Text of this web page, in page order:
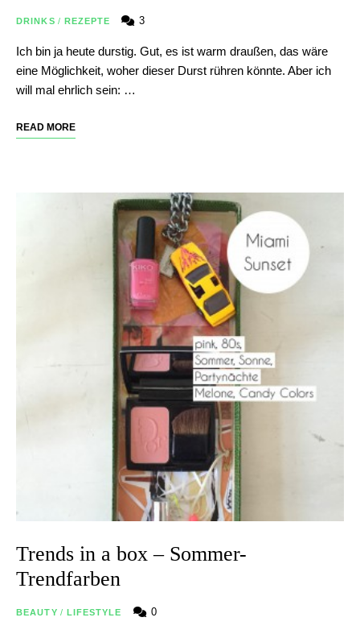
DRINKS / REZEPTE 3
Ich bin ja heute durstig. Gut, es ist warm draußen, das wäre
eine Möglichkeit, woher dieser Durst rühren könnte. Aber ich
will mal ehrlich sein: …
READ MORE
Trends in a box – Sommer-
Trendfarben
BEAUTY / LIFESTYLE 0